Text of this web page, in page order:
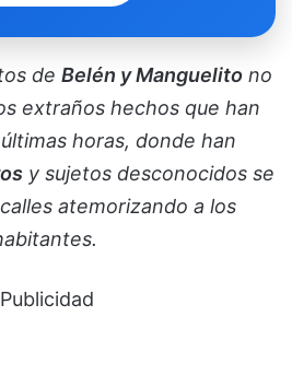
de Belén y Manguelitono
extraños hechos que han
horas, donde han
y sujetos desconocidos se
atemorizando a los
Publicidad